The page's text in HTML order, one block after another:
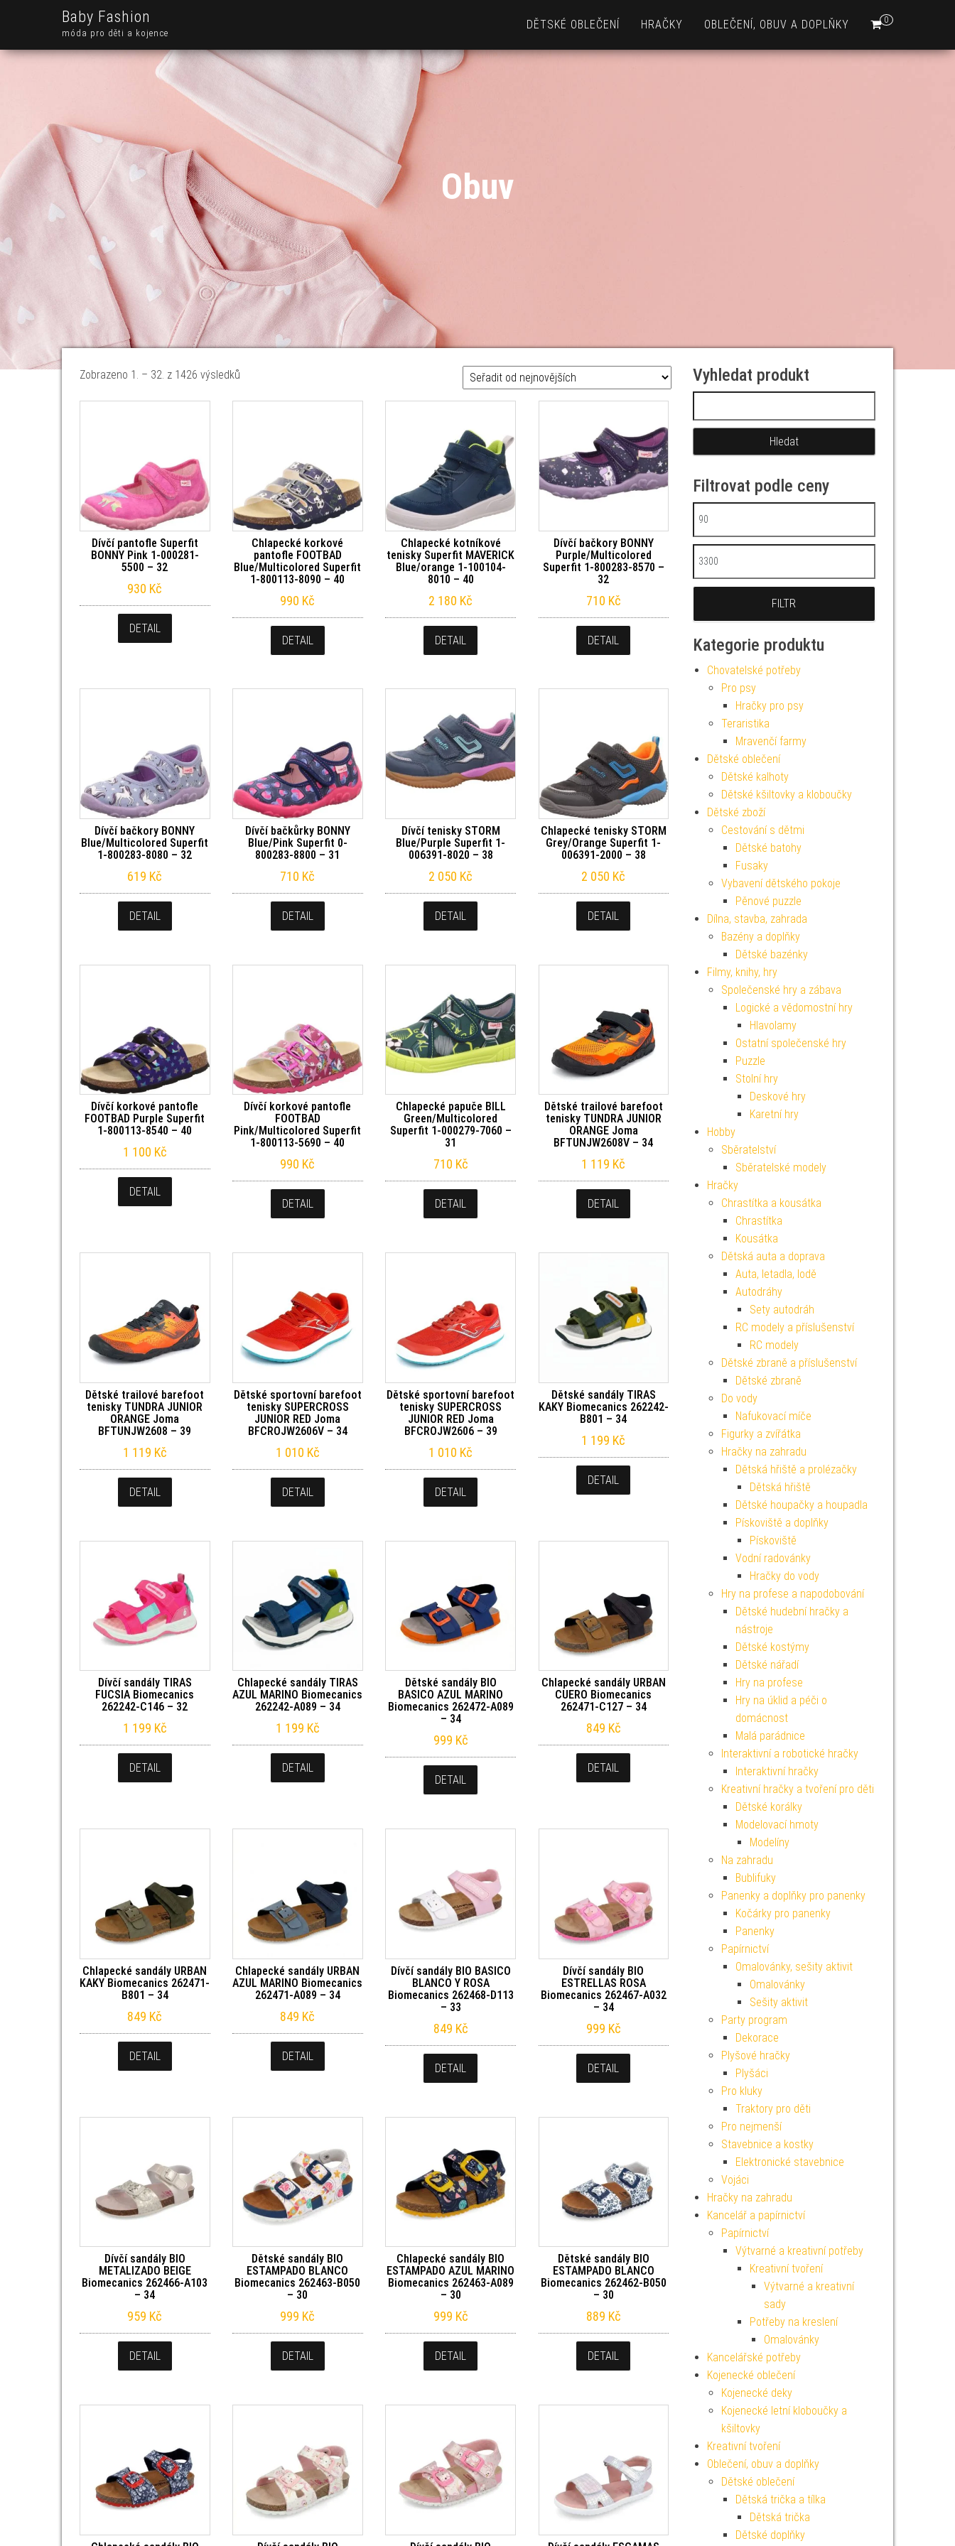
Baby Fashion
móda pro děti a kojence
0
DĚTSKÉ OBLEČENÍ HRAČKY OBLEČENÍ, OBUV A DOPLŇKY
Obuv
Zobrazeno 1. – 32. z 1426 výsledků
Dívčí pantofle Superfit
BONNY Pink 1-000281-
5500 – 32
930 Kč
DETAIL
Chlapecké korkové
pantofle FOOTBAD
Blue/Multicolored Superfit
1-800113-8090 – 40
990 Kč
DETAIL
Chlapecké kotníkové
tenisky Superfit MAVERICK
Blue/orange 1-100104-
8010 – 40
2 180 Kč
DETAIL
Dívčí bačkory BONNY
Purple/Multicolored
Superfit 1-800283-8570 –
32
710 Kč
DETAIL
Dívčí bačkory BONNY
Blue/Multicolored Superfit
1-800283-8080 – 32
619 Kč
DETAIL
Dívčí bačkůrky BONNY
Blue/Pink Superfit 0-
800283-8800 – 31
710 Kč
DETAIL
Dívčí tenisky STORM
Blue/Purple Superfit 1-
006391-8020 – 38
2 050 Kč
DETAIL
Chlapecké tenisky STORM
Grey/Orange Superfit 1-
006391-2000 – 38
2 050 Kč
DETAIL
Dívčí korkové pantofle
FOOTBAD Purple Superfit
1-800113-8540 – 40
1 100 Kč
DETAIL
Dívčí korkové pantofle
FOOTBAD
Pink/Multicolored Superfit
1-800113-5690 – 40
990 Kč
DETAIL
Chlapecké papuče BILL
Green/Multicolored
Superfit 1-000279-7060 –
31
710 Kč
DETAIL
Dětské trailové barefoot
tenisky TUNDRA JUNIOR
ORANGE Joma
BFTUNJW2608V – 34
1 119 Kč
DETAIL
Dětské trailové barefoot
tenisky TUNDRA JUNIOR
ORANGE Joma
BFTUNJW2608 – 39
1 119 Kč
DETAIL
Dětské sportovní barefoot
tenisky SUPERCROSS
JUNIOR RED Joma
BFCROJW2606V – 34
1 010 Kč
DETAIL
Dětské sportovní barefoot
tenisky SUPERCROSS
JUNIOR RED Joma
BFCROJW2606 – 39
1 010 Kč
DETAIL
Dětské sandály TIRAS
KAKY Biomecanics 262242-
B801 – 34
1 199 Kč
DETAIL
Dívčí sandály TIRAS
FUCSIA Biomecanics
262242-C146 – 32
1 199 Kč
DETAIL
Chlapecké sandály TIRAS
AZUL MARINO Biomecanics
262242-A089 – 34
1 199 Kč
DETAIL
Dětské sandály BIO
BASICO AZUL MARINO
Biomecanics 262472-A089
– 34
999 Kč
DETAIL
Chlapecké sandály URBAN
CUERO Biomecanics
262471-C127 – 34
849 Kč
DETAIL
Chlapecké sandály URBAN
KAKY Biomecanics 262471-
B801 – 34
849 Kč
DETAIL
Chlapecké sandály URBAN
AZUL MARINO Biomecanics
262471-A089 – 34
849 Kč
DETAIL
Dívčí sandály BIO BASICO
BLANCO Y ROSA
Biomecanics 262468-D113
– 33
849 Kč
DETAIL
Dívčí sandály BIO
ESTRELLAS ROSA
Biomecanics 262467-A032
– 34
999 Kč
DETAIL
Dívčí sandály BIO
METALIZADO BEIGE
Biomecanics 262466-A103
– 34
959 Kč
DETAIL
Dětské sandály BIO
ESTAMPADO BLANCO
Biomecanics 262463-B050
– 30
999 Kč
DETAIL
Chlapecké sandály BIO
ESTAMPADO AZUL MARINO
Biomecanics 262463-A089
– 30
999 Kč
DETAIL
Dětské sandály BIO
ESTAMPADO BLANCO
Biomecanics 262462-B050
– 30
889 Kč
DETAIL
Vyhledat produkt
Filtrovat podle ceny
Minimální cena
Maximální cena
FILTR
Kategorie produktu
Chovatelské potřeby
Pro psy
Hračky pro psy
Teraristika
Mravenčí farmy
Dětské oblečení
Dětské kalhoty
Dětské kšiltovky a kloboučky
Dětské zboží
Cestování s dětmi
Dětské batohy
Fusaky
Vybavení dětského pokoje
Pěnové puzzle
Dílna, stavba, zahrada
Bazény a doplňky
Dětské bazénky
Filmy, knihy, hry
Společenské hry a zábava
Logické a vědomostní hry
Hlavolamy
Ostatní společenské hry
Puzzle
Stolní hry
Deskové hry
Karetní hry
Hobby
Sběratelství
Sběratelské modely
Hračky
Chrastítka a kousátka
Chrastítka
Kousátka
Dětská auta a doprava
Auta, letadla, lodě
Autodráhy
Sety autodráh
RC modely a příslušenství
RC modely
Dětské zbraně a příslušenství
Dětské zbraně
Do vody
Nafukovací míče
Figurky a zvířátka
Hračky na zahradu
Dětská hřiště a prolézačky
Dětská hřiště
Dětské houpačky a houpadla
Pískoviště a doplňky
Pískoviště
Vodní radovánky
Hračky do vody
Hry na profese a napodobování
Dětské hudební hračky a
nástroje
Dětské kostýmy
Dětské nářadí
Hry na profese
Hry na úklid a péči o
domácnost
Malá parádnice
Interaktivní a robotické hračky
Interaktivní hračky
Kreativní hračky a tvoření pro děti
Dětské korálky
Modelovací hmoty
Modelíny
Na zahradu
Bublifuky
Panenky a doplňky pro panenky
Kočárky pro panenky
Panenky
Papírnictví
Omalovánky, sešity aktivit
Omalovánky
Sešity aktivit
Party program
Dekorace
Plyšové hračky
Plyšáci
Pro kluky
Traktory pro děti
Pro nejmenší
Stavebnice a kostky
Elektronické stavebnice
Vojáci
Hračky na zahradu
Kancelář a papírnictví
Papírnictví
Výtvarné a kreativní potřeby
Kreativní tvoření
Výtvarné a kreativní
sady
Potřeby na kreslení
Omalovánky
Kancelářské potřeby
Kojenecké oblečení
Kojenecké deky
Kojenecké letní kloboučky a
kšiltovky
Kreativní tvoření
Oblečení, obuv a doplňky
Dětské oblečení
Dětská trička a tílka
Dětská trička
Dětské doplňky